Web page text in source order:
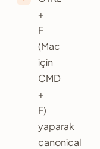
+
F
(Mac
için
CMD
+
F)
yaparak
canonical